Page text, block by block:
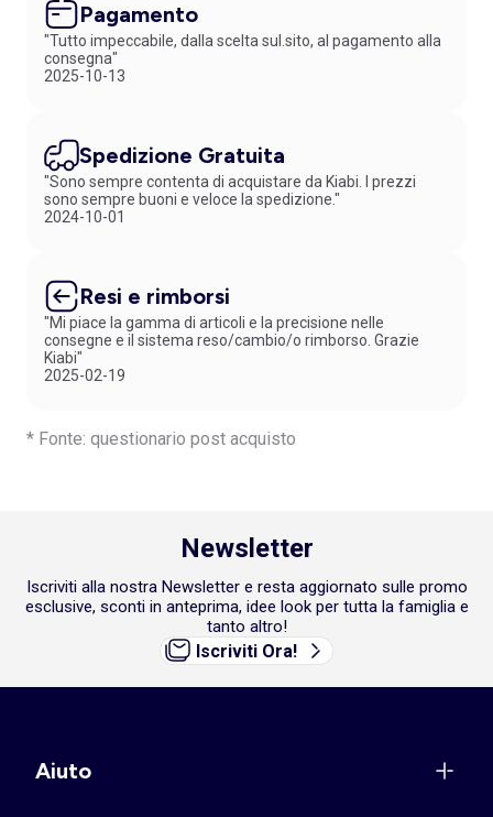
Pagamento
"Tutto impeccabile, dalla scelta sul.sito, al pagamento alla
consegna"
2025-10-13
Spedizione Gratuita
"Sono sempre contenta di acquistare da Kiabi. I prezzi
sono sempre buoni e veloce la spedizione."
2024-10-01
Resi e rimborsi
"Mi piace la gamma di articoli e la precisione nelle
consegne e il sistema reso/cambio/o rimborso. Grazie
Kiabi"
2025-02-19
* Fonte: questionario post acquisto
Newsletter
Iscriviti alla nostra Newsletter e resta aggiornato sulle promo
esclusive, sconti in anteprima, idee look per tutta la famiglia e
tanto altro!
Iscriviti Ora!
Aiuto